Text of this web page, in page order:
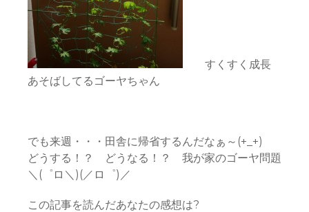
すくすく成長
あそばしてるゴーヤちゃん
でも来週・・・田舎に帰省するんだなぁ～(+_+)
どうする！？ どうなる！？ 我が家のゴーヤ問題
＼(゜ロ＼)(／ロ゜)／
この記事を読んだあなたの感想は?